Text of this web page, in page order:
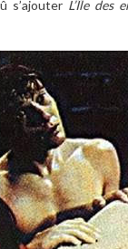
s’ajouter L’Île des